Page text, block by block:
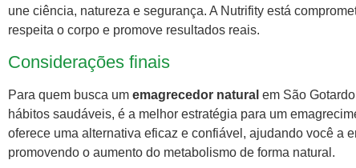
une ciência, natureza e segurança. A Nutrifity está
respeita o corpo e promove resultados reais.
Considerações finais
Para quem busca um emagrecedor natural em São
hábitos saudáveis, é a melhor estratégia para um
oferece uma alternativa eficaz e confiável, ajudando você a
promovendo o aumento do metabolismo de forma natural.